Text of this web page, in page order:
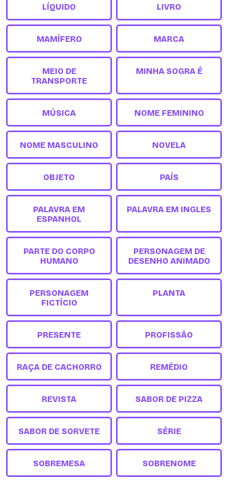
LÍQUIDO LIVRO
MAMÍFERO MARCA
MEIO DE
TRANSPORTE
MINHA SOGRA É
MÚSICA NOME FEMININO
NOME MASCULINO NOVELA
OBJETO PAÍS
PALAVRA EM
ESPANHOL
PALAVRA EM INGLES
PARTE DO CORPO
HUMANO
PERSONAGEM DE
DESENHO ANIMADO
PERSONAGEM
FICTÍCIO
PLANTA
PRESENTE PROFISSÃO
RAÇA DE CACHORRO REMÉDIO
REVISTA SABOR DE PIZZA
SABOR DE SORVETE SÉRIE
SOBREMESA SOBRENOME